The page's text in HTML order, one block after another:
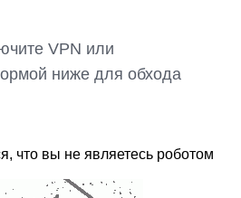
VPN или
ниже для обхода
что вы не являетесь роботом